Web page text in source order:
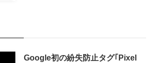
Google初の紛失防止タグ｢Pixel